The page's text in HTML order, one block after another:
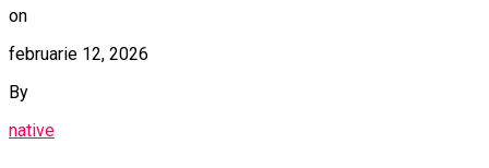
on
februarie 12, 2026
By
native